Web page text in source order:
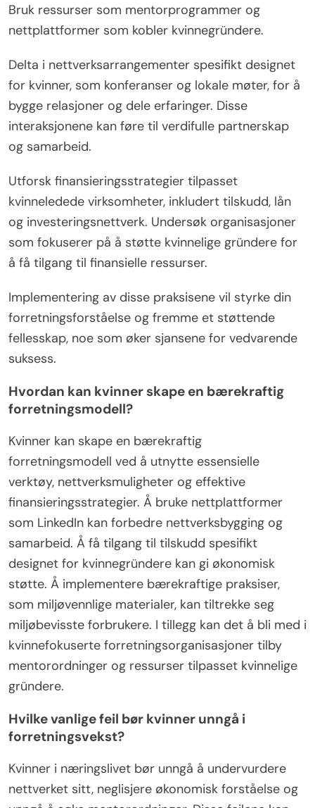
Bruk ressurser som mentorprogrammer og
nettplattformer som kobler kvinnegründere.
Delta i nettverksarrangementer spesifikt designet
for kvinner, som konferanser og lokale møter, for å
bygge relasjoner og dele erfaringer. Disse
interaksjonene kan føre til verdifulle partnerskap
og samarbeid.
Utforsk finansieringsstrategier tilpasset
kvinneledede virksomheter, inkludert tilskudd, lån
og investeringsnettverk. Undersøk organisasjoner
som fokuserer på å støtte kvinnelige gründere for
å få tilgang til finansielle ressurser.
Implementering av disse praksisene vil styrke din
forretningsforståelse og fremme et støttende
fellesskap, noe som øker sjansene for vedvarende
suksess.
Hvordan kan kvinner skape en bærekraftig
forretningsmodell?
Kvinner kan skape en bærekraftig
forretningsmodell ved å utnytte essensielle
verktøy, nettverksmuligheter og effektive
finansieringsstrategier. Å bruke nettplattformer
som LinkedIn kan forbedre nettverksbygging og
samarbeid. Å få tilgang til tilskudd spesifikt
designet for kvinnegründere kan gi økonomisk
støtte. Å implementere bærekraftige praksiser,
som miljøvennlige materialer, kan tiltrekke seg
miljøbevisste forbrukere. I tillegg kan det å bli med i
kvinnefokuserte forretningsorganisasjoner tilby
mentorordninger og ressurser tilpasset kvinnelige
gründere.
Hvilke vanlige feil bør kvinner unngå i
forretningsvekst?
Kvinner i næringslivet bør unngå å undervurdere
nettverket sitt, neglisjere økonomisk forståelse og